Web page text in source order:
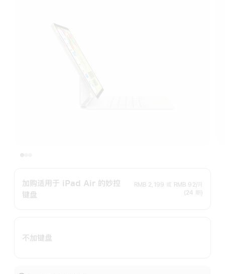
加购适用于 iPad Air 的妙控
键盘
RMB 2,199 或
RMB 92/月
(24 期)
不加键盘